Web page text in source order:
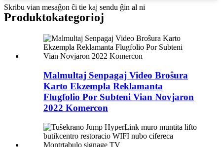
Skribu vian mesaĝon ĉi tie kaj sendu ĝin al ni
Produktokategorioj
Malmultaj Senpagaj Video Broŝura
Karto Ekzempla Reklamanta
Flugfolio Por Subteni Vian Novjaron
2022 Komercon